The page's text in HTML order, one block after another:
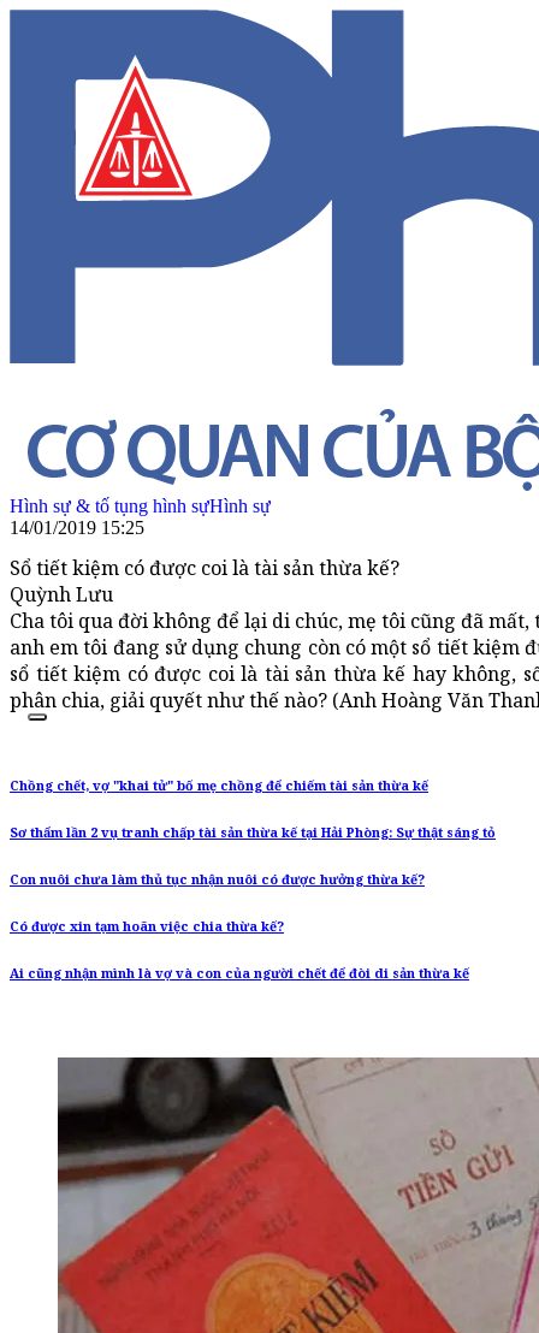
Hình sự & tố tụng hình sựHình sự
14/01/2019 15:25
Sổ tiết kiệm có được coi là tài sản thừa kế?
Quỳnh Lưu
Cha tôi qua đời không để lại di chúc, mẹ tôi cũng đã
anh em tôi đang sử dụng chung còn có một sổ tiết kiệm
sổ tiết kiệm có được coi là tài sản thừa kế hay không,
phân chia, giải quyết như thế nào? (Anh Hoàng Văn
Chồng chết, vợ "khai tử" bố mẹ chồng để chiếm tài sản thừa kế
Sơ thẩm lần 2 vụ tranh chấp tài sản thừa kế tại Hải Phòng: Sự thật sáng tỏ
Con nuôi chưa làm thủ tục nhận nuôi có được hưởng thừa kế?
Có được xin tạm hoãn việc chia thừa kế?
Ai cũng nhận mình là vợ và con của người chết để đòi di sản thừa kế